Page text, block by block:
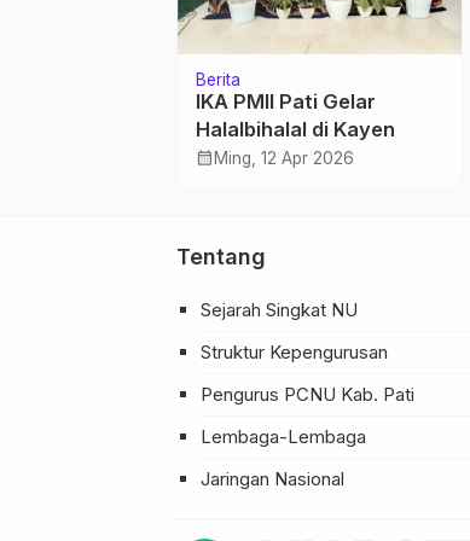
Berita
IKA PMII Pati Gelar
Halalbihalal di Kayen
calendar_month Ming, 12 Apr 2026
Tentang
Sejarah Singkat NU
Struktur Kepengurusan
Pengurus PCNU Kab. Pati
Lembaga-Lembaga
Jaringan Nasional